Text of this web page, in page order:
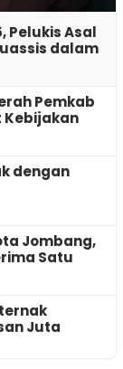
Pelukis Asal
dalam
Pemkab
dengan
Jombang,
Satu
Juta